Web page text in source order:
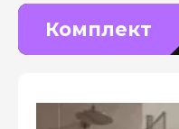
Комплект